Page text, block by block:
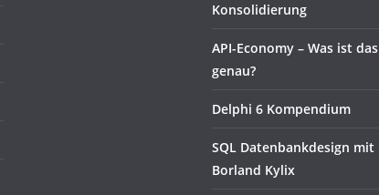
Konsolidierung
API-Economy – Was ist das
genau?
Delphi 6 Kompendium
SQL Datenbankdesign mit
Borland Kylix